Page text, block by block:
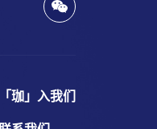
「珈」入我们